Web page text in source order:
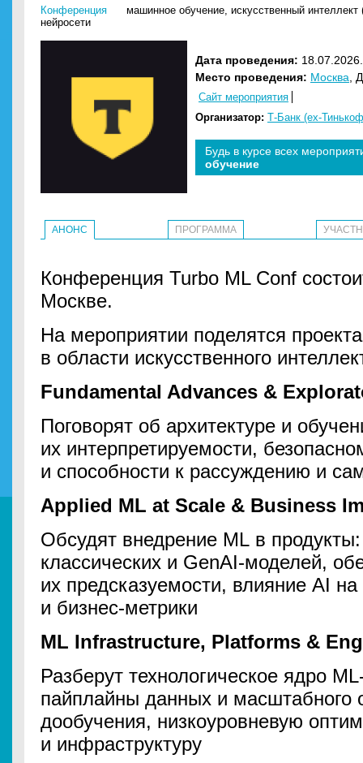
Конференция машинное обучение, искусственный интеллект
нейросети
Дата проведения:
Место проведения: Москва ,
Сайт мероприятия
Организатор: Т-Банк (ex-
Будь в курсе всех
обучение
АНОНС ПРОГРАММА
Конференция Turbo ML Conf
Москве.
На мероприятии поделятся
в области искусственного
Fundamental Advances &
Поговорят об архитектуре и
их интерпретируемости,
и способности к рассуждению и
Applied ML at Scale & Business
Обсудят внедрение ML в
классических и GenAI-моделей,
их предсказуемости, влияние AI
и бизнес-метрики
ML Infrastructure, Platforms &
Разберут технологическое ядро
пайплайны данных и масштабного
дообучения, низкоуровневую
и инфраструктуру